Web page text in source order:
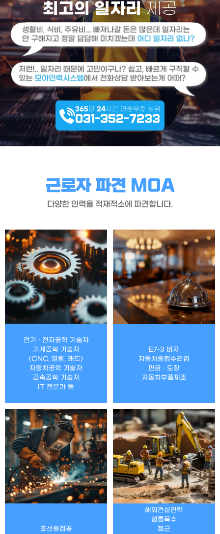
최고의 일자리제공
365일 24시간 연중무휴 상담
031-352-7233
근로자 파견 MOA
다양한 인력을 적재적소에 파견합니다.
전기 · 전자공학 기술자
기계공학 기술자
(CNC, 밀링, 캐드)
자동차공학 기술자
금속공학 기술자
IT 전문가 등
E7-3 비자
자동차종합수리업
판금 · 도장
자동차부품제조
조선용접공
해외건설인력
형틀목수
철근